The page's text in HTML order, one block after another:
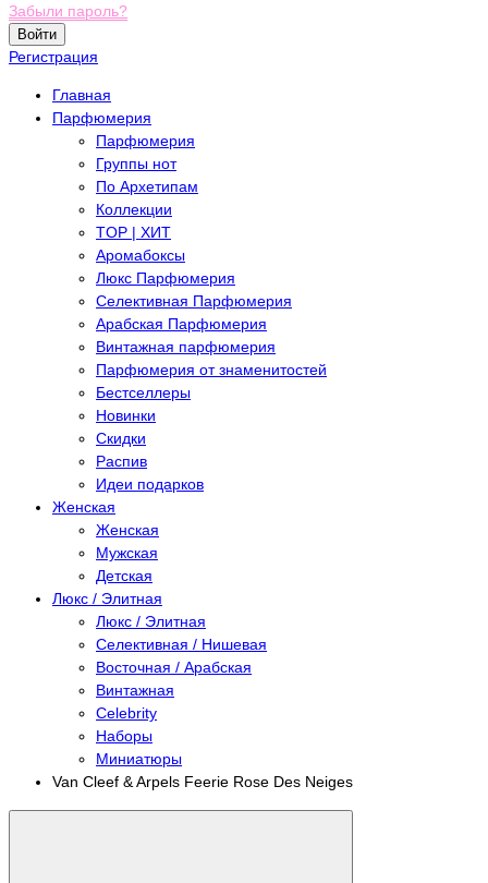
Забыли пароль?
Войти
Регистрация
Главная
Парфюмерия
Парфюмерия
Группы нот
По Архетипам
Коллекции
TOP | ХИТ
Аромабоксы
Люкс Парфюмерия
Селективная Парфюмерия
Арабская Парфюмерия
Винтажная парфюмерия
Парфюмерия от знаменитостей
Бестселлеры
Новинки
Скидки
Распив
Идеи подарков
Женская
Женская
Мужская
Детская
Люкс / Элитная
Люкс / Элитная
Селективная / Нишевая
Восточная / Арабская
Винтажная
Celebrity
Наборы
Миниатюры
Van Cleef & Arpels Feerie Rose Des Neiges